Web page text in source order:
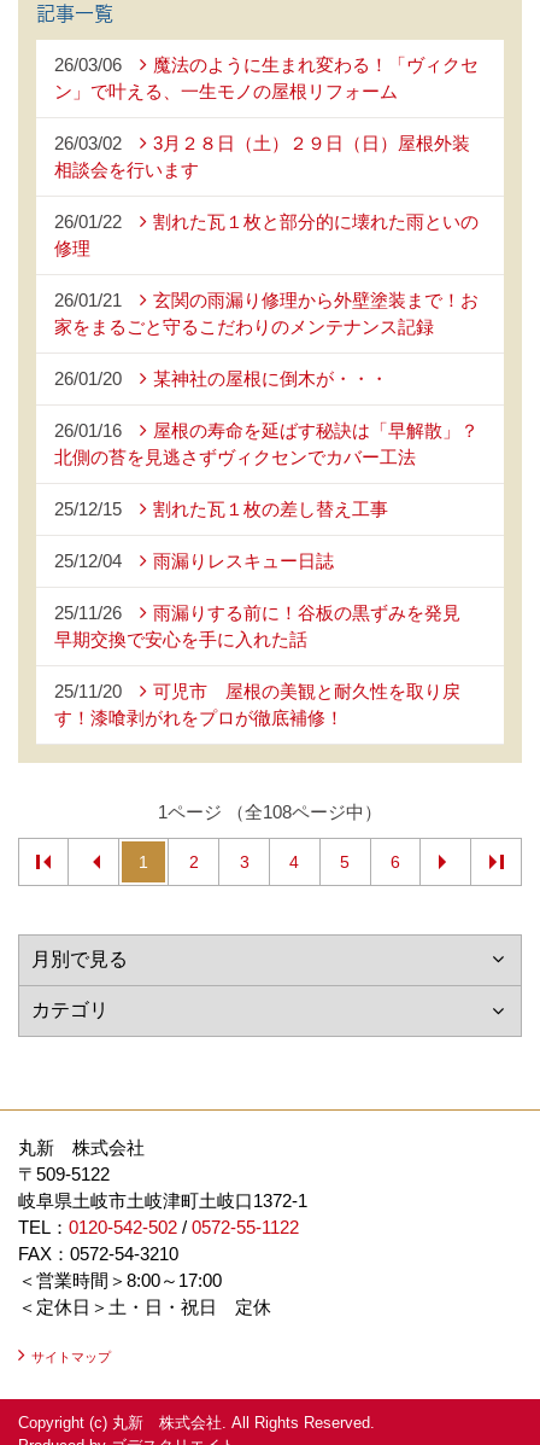
記事一覧
26/03/06
魔法のように生まれ変わる！「ヴィクセ
ン」で叶える、一生モノの屋根リフォーム
26/03/02
3月２８日（土）２９日（日）屋根外装
相談会を行います
26/01/22
割れた瓦１枚と部分的に壊れた雨といの
修理
26/01/21
玄関の雨漏り修理から外壁塗装まで！お
家をまるごと守るこだわりのメンテナンス記録
26/01/20 某神社の屋根に倒木が・・・
26/01/16
屋根の寿命を延ばす秘訣は「早解散」？
北側の苔を見逃さずヴィクセンでカバー工法
25/12/15 割れた瓦１枚の差し替え工事
25/12/04 雨漏りレスキュー日誌
25/11/26
雨漏りする前に！谷板の黒ずみを発見
早期交換で安心を手に入れた話
25/11/20
可児市 屋根の美観と耐久性を取り戻
す！漆喰剥がれをプロが徹底補修！
1ページ （全108ページ中）
1 2 3 4 5 6
丸新 株式会社
〒509-5122
岐阜県土岐市土岐津町土岐口1372-1
TEL： 0120-542-502 / 0572-55-1122
FAX：0572-54-3210
＜営業時間＞8:00～17:00
＜定休日＞土・日・祝日 定休
サイトマップ
Copyright (c) 丸新 株式会社. All Rights Reserved.